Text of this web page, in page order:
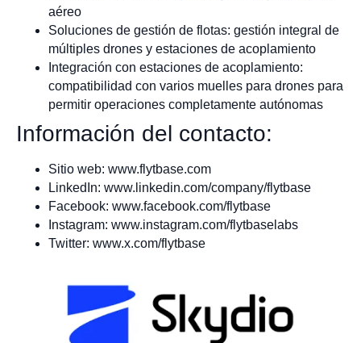
aéreo
Soluciones de gestión de flotas: gestión integral de
múltiples drones y estaciones de acoplamiento
Integración con estaciones de acoplamiento:
compatibilidad con varios muelles para drones para
permitir operaciones completamente autónomas
Información del contacto:
Sitio web: www.flytbase.com
LinkedIn: www.linkedin.com/company/flytbase
Facebook: www.facebook.com/flytbase
Instagram: www.instagram.com/flytbaselabs
Twitter: www.x.com/flytbase